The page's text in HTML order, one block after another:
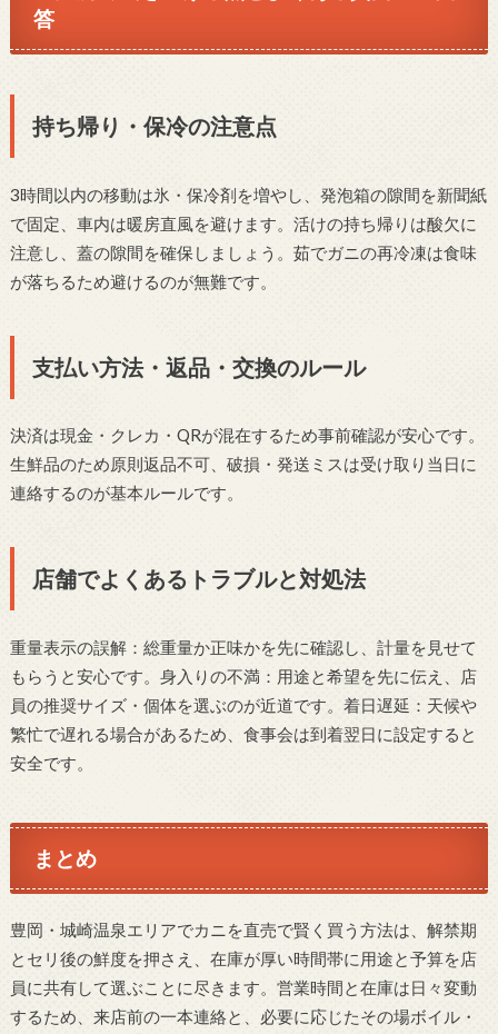
答
持ち帰り・保冷の注意点
3時間以内の移動は氷・保冷剤を増やし、発泡箱の隙間を新聞紙
で固定、車内は暖房直風を避けます。活けの持ち帰りは酸欠に
注意し、蓋の隙間を確保しましょう。茹でガニの再冷凍は食味
が落ちるため避けるのが無難です。
支払い方法・返品・交換のルール
決済は現金・クレカ・QRが混在するため事前確認が安心です。
生鮮品のため原則返品不可、破損・発送ミスは受け取り当日に
連絡するのが基本ルールです。
店舗でよくあるトラブルと対処法
重量表示の誤解：総重量か正味かを先に確認し、計量を見せて
もらうと安心です。身入りの不満：用途と希望を先に伝え、店
員の推奨サイズ・個体を選ぶのが近道です。着日遅延：天候や
繁忙で遅れる場合があるため、食事会は到着翌日に設定すると
安全です。
まとめ
豊岡・城崎温泉エリアでカニを直売で賢く買う方法は、解禁期
とセリ後の鮮度を押さえ、在庫が厚い時間帯に用途と予算を店
員に共有して選ぶことに尽きます。営業時間と在庫は日々変動
するため、来店前の一本連絡と、必要に応じたその場ボイル・